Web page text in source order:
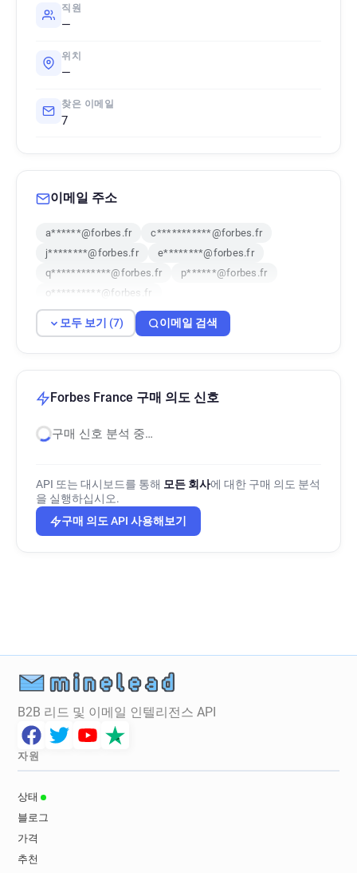
직원
—
위치
—
찾은 이메일
7
이메일 주소
a******@forbes.fr
c***********@forbes.fr
j********@forbes.fr
e********@forbes.fr
q************@forbes.fr
p******@forbes.fr
o**********@forbes.fr
모두 보기 (7) 이메일 검색
Forbes France 구매 의도 신호
구매 신호 분석 중…
API 또는 대시보드를 통해 모든 회사에 대한 구매 의도 분석
을 실행하십시오.
구매 의도 API 사용해보기
B2B 리드 및 이메일 인텔리전스 API
자원
상태
블로그
가격
추천